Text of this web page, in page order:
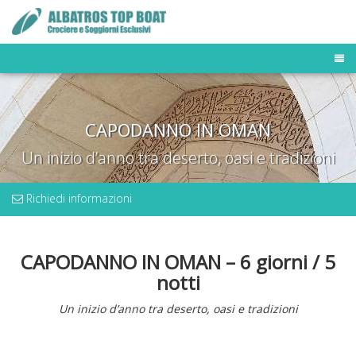
TOUR OPERATOR
DESTINAZIONI
FLOTTA MALDIVE
BUSINESS TRAVELER
NEWS & PRESS
OFFERTE E LAST MINUTE
CAPODANNO IN OMAN
Un inizio d’anno tra deserto, oasi e tradizioni
Richiedi informazioni
CAPODANNO IN OMAN – 6 giorni / 5
notti
Un inizio d’anno tra deserto, oasi e tradizioni